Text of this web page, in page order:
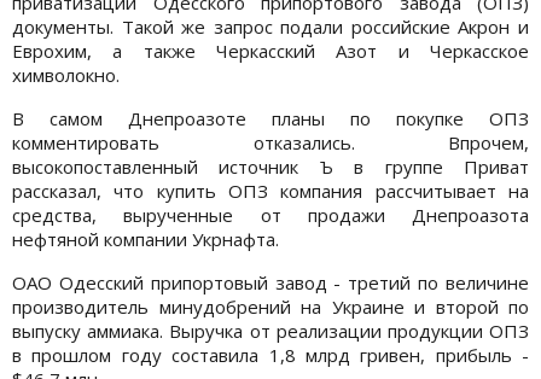
документы. Такой же запрос подали российские Акрон и
Еврохим, а также Черкасский Азот и Черкасское
химволокно.
В самом Днепроазоте планы по покупке ОПЗ
комментировать отказались. Впрочем,
высокопоставленный источник Ъ в группе Приват
рассказал, что купить ОПЗ компания рассчитывает на
средства, вырученные от продажи Днепроазота
нефтяной компании Укрнафта.
ОАО Одесский припортовый завод - третий по величине
производитель минудобрений на Украине и второй по
выпуску аммиака. Выручка от реализации продукции ОПЗ
в прошлом году составила 1,8 млрд гривен, прибыль -